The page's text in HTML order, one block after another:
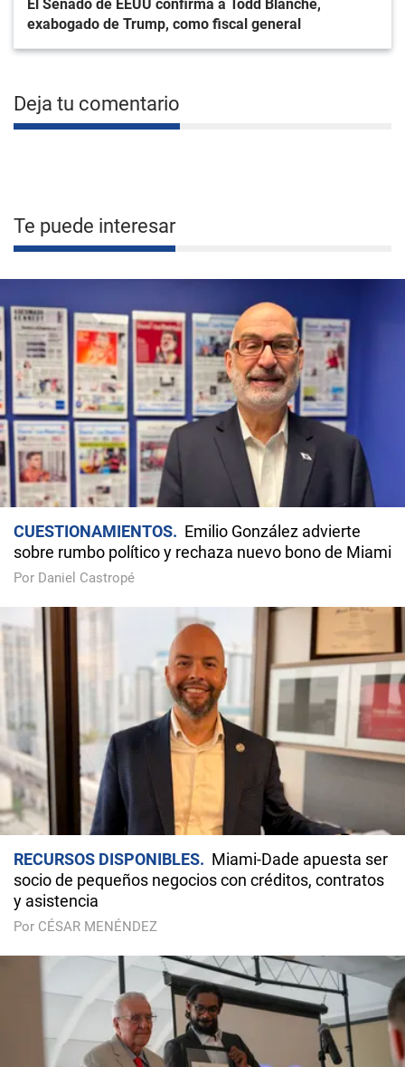
El Senado de EEUU confirma a Todd Blanche,
exabogado de Trump, como fiscal general
Deja tu comentario
Te puede interesar
CUESTIONAMIENTOS
Emilio González advierte
sobre rumbo político y rechaza nuevo bono de Miami
Por Daniel Castropé
RECURSOS DISPONIBLES
Miami-Dade apuesta ser
socio de pequeños negocios con créditos, contratos
y asistencia
Por CÉSAR MENÉNDEZ